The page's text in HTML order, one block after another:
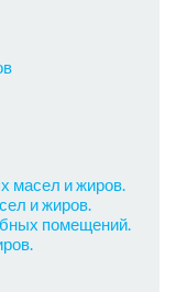
масел и жиров.
и жиров.
помещений.